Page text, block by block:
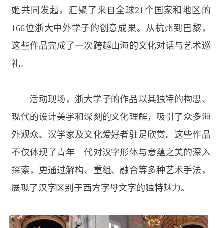
姬共同发起，汇聚了来自全球21个国家和地区的
166位浙大中外学子的创意成果。从杭州到巴黎，
这些作品完成了一次跨越山海的文化对话与艺术巡
礼。
活动现场，浙大学子的作品以其独特的构思、
现代的设计美学和深刻的文化理解，吸引了众多海
外观众、汉学家及文化爱好者驻足欣赏。这些作品
不仅体现了青年一代对汉字形体与意蕴之美的深入
探索，更通过解构、重组、融合等多种艺术手法，
展现了汉字区别于西方字母文字的独特魅力。